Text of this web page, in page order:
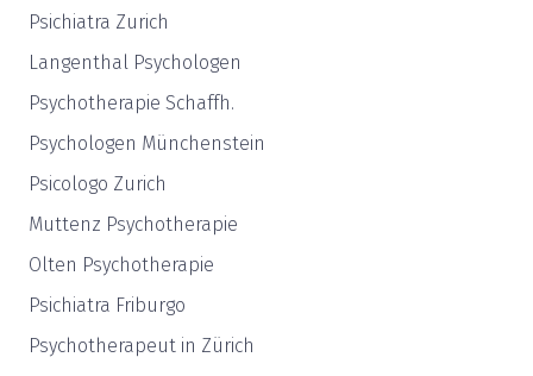
Psichiatra Zurich
Langenthal Psychologen
Psychotherapie Schaffh.
Psychologen Münchenstein
Psicologo Zurich
Muttenz Psychotherapie
Olten Psychotherapie
Psichiatra Friburgo
Psychotherapeut in Zürich